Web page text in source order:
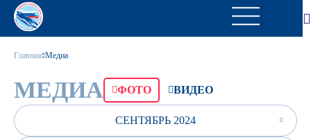
Главная Медиа
МЕДИА ФОТО ВИДЕО
СЕНТЯБРЬ 2024